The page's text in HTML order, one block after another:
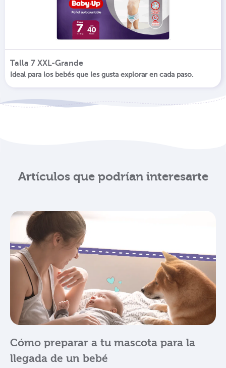
Talla 7 XXL-Grande
Ideal para los bebés que les gusta explorar en cada paso.
Artículos que podrían interesarte
Cómo preparar a tu mascota para la
llegada de un bebé